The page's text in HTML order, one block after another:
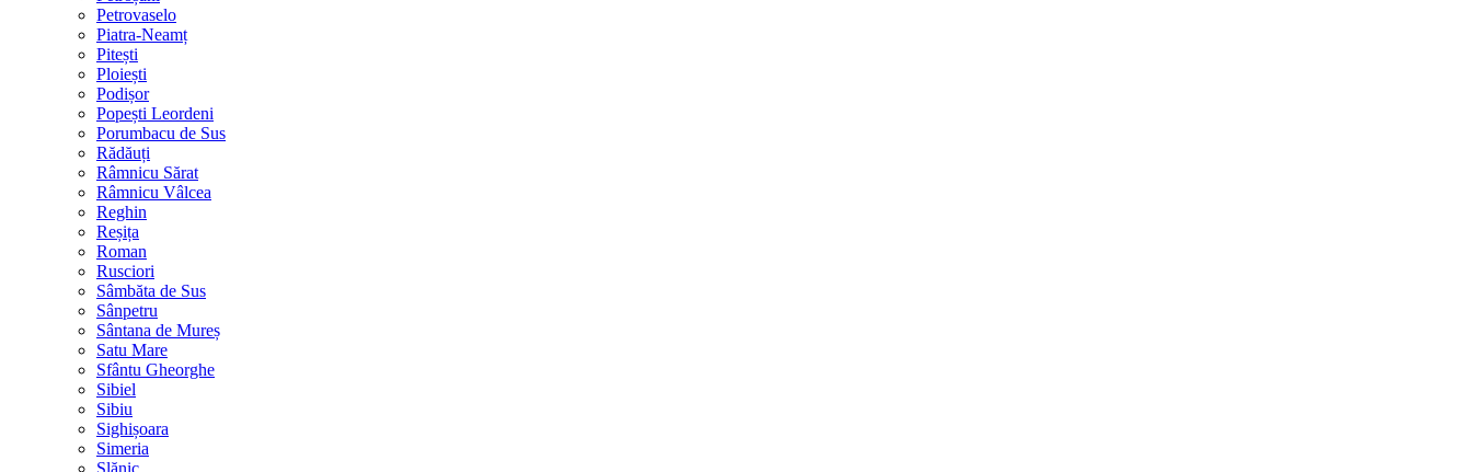
Petrovaselo
Piatra-Neamț
Pitești
Ploiești
Podișor
Popești Leordeni
Porumbacu de Sus
Rădăuți
Râmnicu Sărat
Râmnicu Vâlcea
Reghin
Reșița
Roman
Rusciori
Sâmbăta de Sus
Sânpetru
Sântana de Mureș
Satu Mare
Sfântu Gheorghe
Sibiel
Sibiu
Sighișoara
Simeria
Slănic